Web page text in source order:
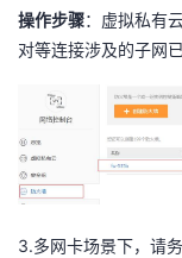
操作步骤：虚拟私有
对等连接涉及的子网已
3.多网卡场景下，请